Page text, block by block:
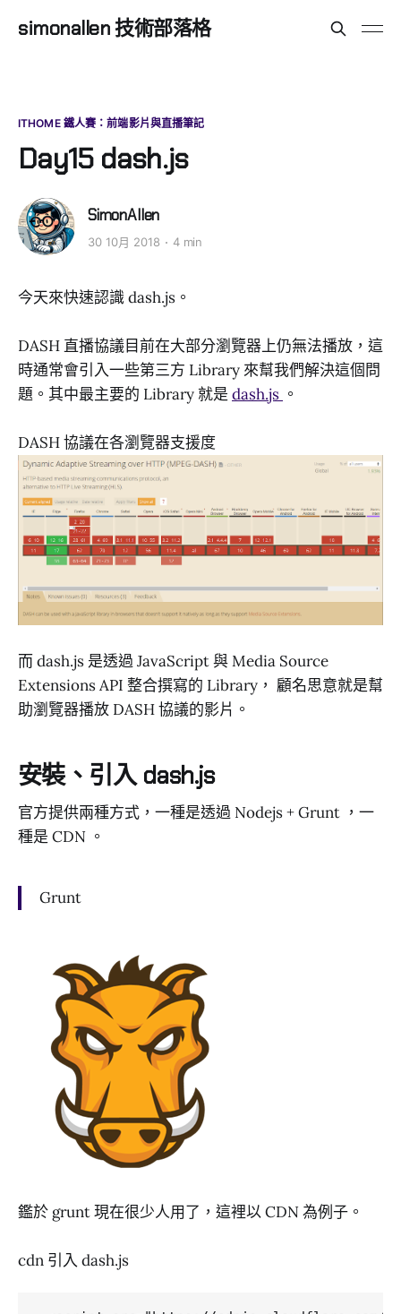
simonallen 技術部落格
ITHOME 鐵人賽：前端影片與直播筆記
Day15 dash.js
SimonAllen
30 10月 2018 4 min
今天來快速認識 dash.js。
DASH 直播協議目前在大部分瀏覽器上仍無法播放，這
時通常會引入一些第三方 Library 來幫我們解決這個問
題。其中最主要的 Library 就是 dash.js 。
DASH 協議在各瀏覽器支援度
而 dash.js 是透過 JavaScript 與 Media Source
Extensions API 整合撰寫的 Library， 顧名思意就是幫
助瀏覽器播放 DASH 協議的影片。
安裝、引入 dash.js
官方提供兩種方式，一種是透過 Nodejs + Grunt ，一
種是 CDN 。
Grunt
鑑於 grunt 現在很少人用了，這裡以 CDN 為例子。
cdn 引入 dash.js